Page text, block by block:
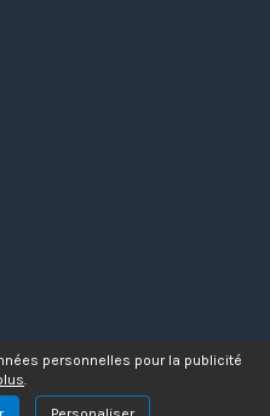
personnelles pour la publicité
.